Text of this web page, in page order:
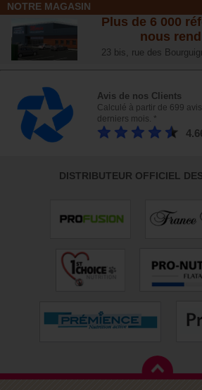
NOTRE MAGASIN
Plus de 6 000
nous
23 bis, rue des
Avis de nos Clients
Calculé à partir de 699
derniers mois. *
DISTRIBUTEUR OFFICIEL